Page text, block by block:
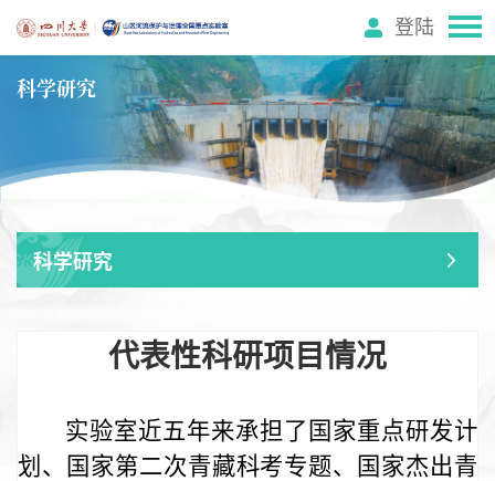
登陆
科学研究
科学研究
代表性科研项目情况
实验室近五年来承担了国家重点研发计
划、国家第二次青藏科考专题、国家杰出青